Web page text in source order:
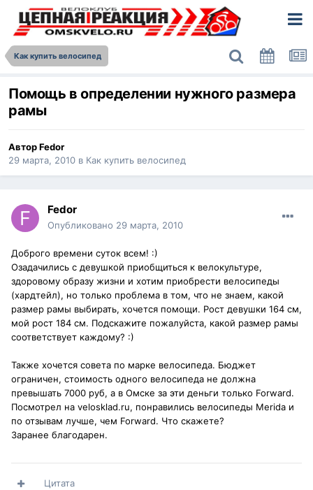
Как купить велосипед
Помощь в определении нужного размера
рамы
АвторFedor
29 марта, 2010 в Как купить велосипед
Fedor
Опубликовано 29 марта, 2010
Доброго времени суток всем! :)
Озадачились с девушкой приобщиться к велокультуре,
здоровому образу жизни и хотим приобрести велосипеды
(хардтейл), но только проблема в том, что не знаем, какой
размер рамы выбирать, хочется помощи. Рост девушки 164 см,
мой рост 184 см. Подскажите пожалуйста, какой размер рамы
соответствует каждому? :)
Также хочется совета по марке велосипеда. Бюджет
ограничен, стоимость одного велосипеда не должна
превышать 7000 руб, а в Омске за эти деньги только Forward.
Посмотрел на velosklad.ru, понравились велосипеды Merida и
по отзывам лучше, чем Forward. Что скажете?
Заранее благодарен.
Цитата